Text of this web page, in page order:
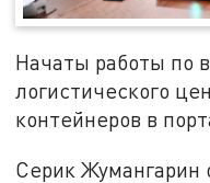
Начаты работы по
логистического
контейнеров в
Серик Жумангарин